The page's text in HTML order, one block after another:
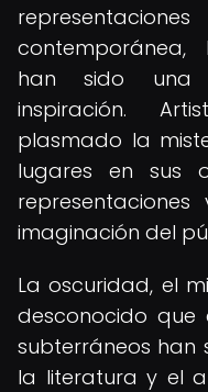
contemporánea,
han sido una
inspiración.
plasmado la
lugares en sus
imaginación del
La oscuridad, el
desconocido que
subterráneos han
la literatura y el